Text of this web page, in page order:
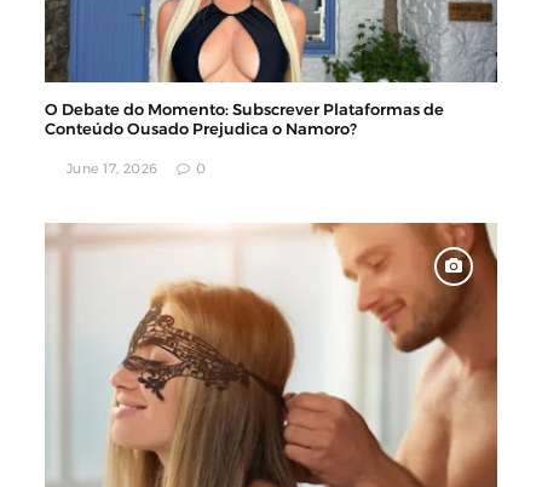
O Debate do Momento: Subscrever Plataformas de
Conteúdo Ousado Prejudica o Namoro?
June 17, 2026 0